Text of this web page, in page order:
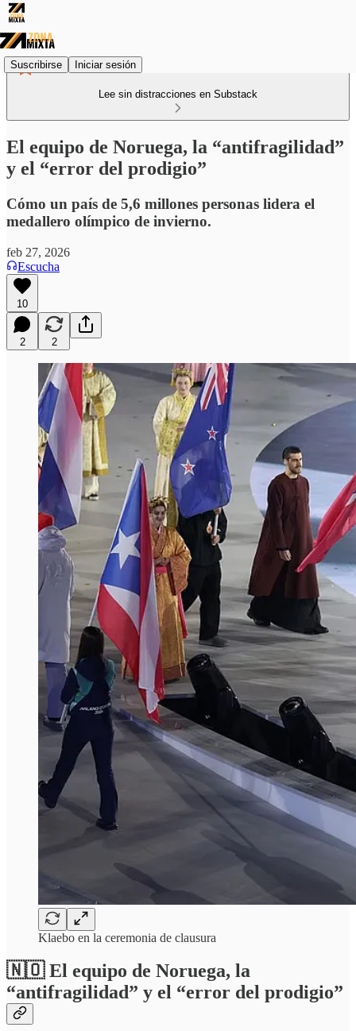
Suscribirse Iniciar sesión
Lee sin distracciones en Substack
El equipo de Noruega, la “antifragilidad”
y el “error del prodigio”
Cómo un país de 5,6 millones personas lidera el
medallero olímpico de invierno.
feb 27, 2026
Escucha
10
2 2
Klaebo en la ceremonia de clausura
🇳🇴 El equipo de Noruega, la
“antifragilidad” y el “error del prodigio”